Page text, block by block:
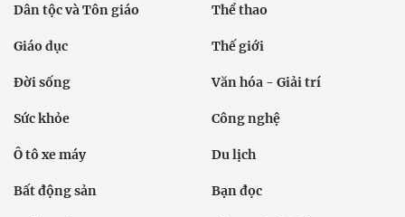
Dân tộc và Tôn giáo Thể thao
Giáo dục Thế giới
Đời sống Văn hóa - Giải trí
Sức khỏe Công nghệ
Ô tô xe máy Du lịch
Bất động sản Bạn đọc